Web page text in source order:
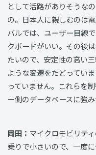
として活路がありそうな
の。日本人に親しむのは
バルでは、ユーザー目線
クボードがいい。その後
たいので、安定性の高い
ような変遷をたどってい
っていません。これらを
ー側のデータベースに強み
岡田： マイクロモビリテ
乗りで小さいので、一度